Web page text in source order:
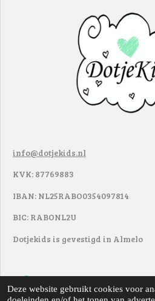
Deze website gebruikt cookies voor
info@dotjekids.nl
KVK: 87769883
IBAN: NL25RABO0354097814
BIC: RABONL2U
Dotjekids is gevestigd in Almelo
F
a
I
n